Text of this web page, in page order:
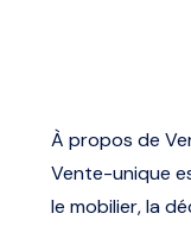
À propos de
Vente-unique
le mobilier, la